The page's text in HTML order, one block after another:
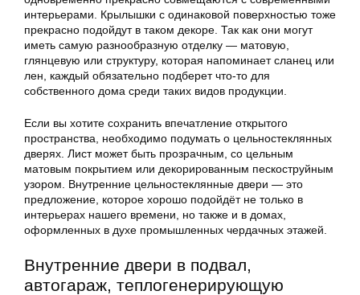
интерьерами. Крылышки с одинаковой поверхностью тоже
прекрасно подойдут в таком декоре. Так как они могут
иметь самую разнообразную отделку — матовую,
глянцевую или структуру, которая напоминает сланец или
лен, каждый обязательно подберет что-то для
собственного дома среди таких видов продукции.
Если вы хотите сохранить впечатление открытого
пространства, необходимо подумать о цельностеклянных
дверях. Лист может быть прозрачным, со цельным
матовым покрытием или декорированным пескоструйным
узором. Внутренние цельностеклянные двери — это
предложение, которое хорошо подойдёт не только в
интерьерах нашего времени, но также и в домах,
оформленных в духе промышленных чердачных этажей.
Внутренние двери в подвал,
автогараж, теплогенерирующую